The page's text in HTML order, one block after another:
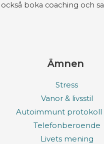
boka coaching och
Ämnen
Stress
Vanor & livsstil
Autoimmunt protokoll
Telefonberoende
Livets mening